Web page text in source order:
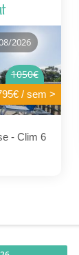
1050€
/ sem >
2026
- Clim 6